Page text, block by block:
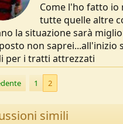
Come l'ho fatto io
tutte quelle altre
la situazione sarà
non saprei...all'inizio
per i tratti attrezzati
1 2
simili